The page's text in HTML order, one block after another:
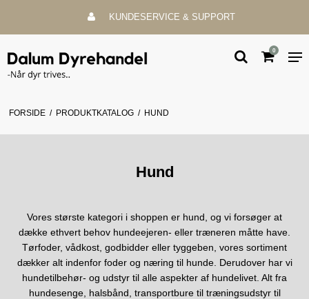
KUNDESERVICE & SUPPORT
0
FORSIDE / PRODUKTKATALOG / HUND
Hund
Vores største kategori i shoppen er hund, og vi forsøger at
dække ethvert behov hundeejeren- eller træneren måtte have.
Tørfoder, vådkost, godbidder eller tyggeben, vores sortiment
dækker alt indenfor foder og næring til hunde. Derudover har vi
hundetilbehør- og udstyr til alle aspekter af hundelivet. Alt fra
hundesenge, halsbånd, transportbure til træningsudstyr til